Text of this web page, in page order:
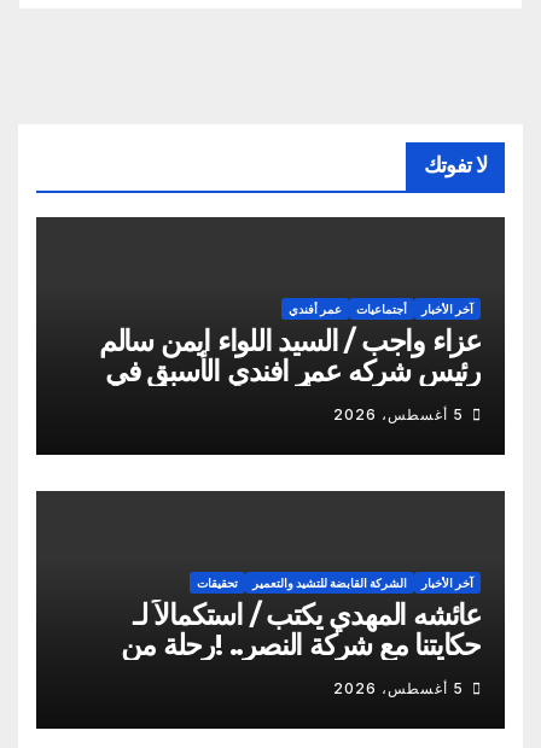
لا تفوتك
آخر الأخبار أجتماعيات عمر أفندي
عزاء واجب / السيد اللواء ايمن سالم
رئيس شركه عمر افندي الأسبق في
وفاه المغفور له أخو سيادته م أيمن
سالم
5 أغسطس، 2026
آخر الأخبار الشركة القابضة للتشيد والتعمير تحقيقات
عائشه المهدي يكتب / استكمالاً لـ
حكايتنا مع شركة النصر.. !رحلة من
الشكاوى ومزيد من التعنت المستمر.. و
لجوء للقابضة إلى صدمة الكواليس!
5 أغسطس، 2026